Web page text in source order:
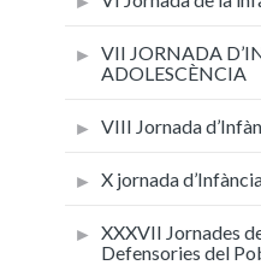
VII JORNADA
ADOLESCÈNCIA
VIII Jornada
X jornada
XXXVII Jornades
Defensories del